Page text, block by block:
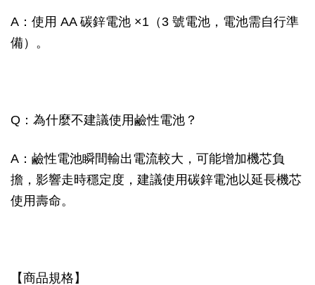
A：使用 AA 碳鋅電池 ×1（3 號電池，電池需自行準
備）。
Q：為什麼不建議使用鹼性電池？
A：鹼性電池瞬間輸出電流較大，可能增加機芯負
擔，影響走時穩定度，建議使用碳鋅電池以延長機芯
使用壽命。
【商品規格】